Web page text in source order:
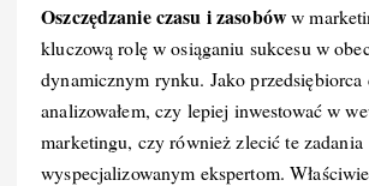
Oszczędzanie czasu i zasobóww
kluczową rolę w osiąganiu sukcesu w
dynamicznym rynku. Jako przedsiębiorca
analizowałem, czy lepiej inwestować w
marketingu, czy również zlecić te zadania
wyspecjalizowanym ekspertom.